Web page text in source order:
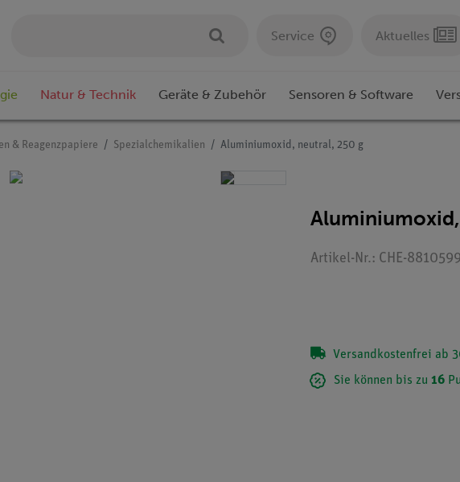
Service Aktuelles
Natur & Technik Geräte & Zubehör Sensoren & Software
& Reagenzpapiere Spezialchemikalien Aluminiumoxid, neutral, 250 g
Artikel-Nr.: CHE-
Versandkostenfrei ab
Sie können bis zu 16